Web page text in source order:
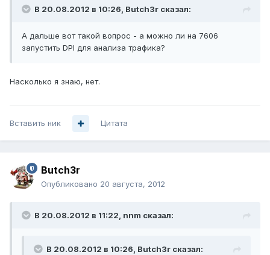
В 20.08.2012 в 10:26, Butch3r сказал:
А дальше вот такой вопрос - а можно ли на 7606
запустить DPI для анализа трафика?
Насколько я знаю, нет.
Вставить ник Цитата
Butch3r
Опубликовано 20 августа, 2012
В 20.08.2012 в 11:22, nnm сказал:
В 20.08.2012 в 10:26, Butch3r сказал: